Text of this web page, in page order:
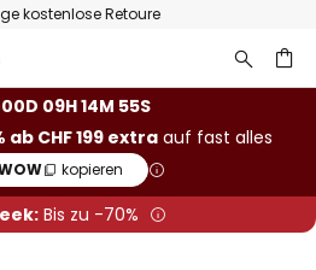
kostenlose Retoure
00D 09H 14M 55S
ab CHF 199 extra auf fast alles
kopieren
Bis zu -70%